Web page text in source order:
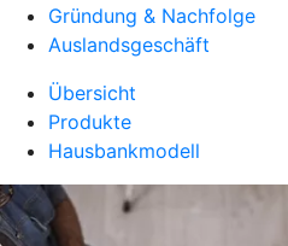
Gründung & Nachfolge
Auslandsgeschäft
Übersicht
Produkte
Hausbankmodell